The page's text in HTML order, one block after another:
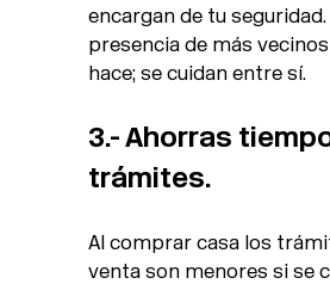
encargan de tu seguridad.
presencia de más
hace; se cuidan entre sí.
3.- Ahorras
trámites.
Al comprar casa los
venta son menores si se